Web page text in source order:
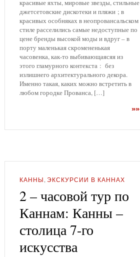
красивые яхты, мировые звезды, стильные
джетсетовские дискотеки и пляжи ; в
красивых особняках в неопровансальском
стиле расселились самые недоступные по
цене бренды высокой моды и вдруг – в
порту маленькая скромененькая
часовенка, как-то выбивающаясяя из
этого гламурного контекста : без
излишнего архитектурального декора.
Именно такая, каких можно встретить в
любом городке Прованса, […]
»»
КАННЫ, ЭКСКУРСИИ В КАННАХ
2 – часовой тур по
Каннам: Канны –
столица 7-го
искусства